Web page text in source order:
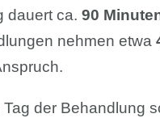
dauert ca. 90
nehmen etwa
Tag der Behandlung